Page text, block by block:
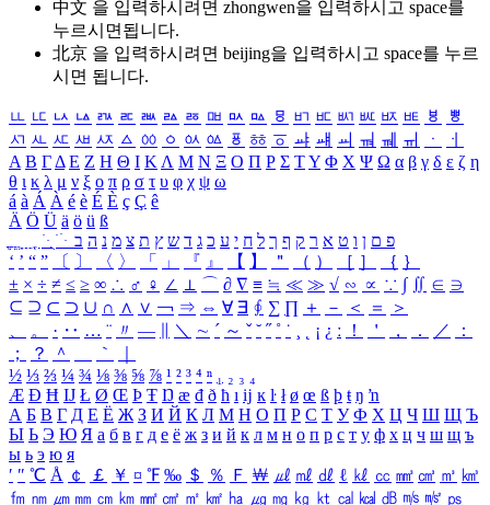
中文 을 입력하시려면 zhongwen을 입력하시고 space를
누르시면됩니다.
北京 을 입력하시려면 beijing을 입력하시고 space를 누르
시면 됩니다.
ㅥ ㅦ ㅧ ㅨ ㅩ ㅪ ㅫ ㅬ ㅭ ㅮ ㅯ ㅰ ㅱ ㅲ ㅳ ㅴ ㅵ ㅶ ㅷ ㅸ
ㅹ
ㅺ ㅻ ㅼ ㅽ ㅾ ㅿ ㆀ ㆁ ㆂ ㆃ ㆄ ㆅ ㆆ ㆇ ㆈ ㆉ ㆊ ㆋ ㆌ ㆍ
ㆎ
Α Β ΓΔ Ε Ζ Η Θ Ι ΚΛ Μ Ν Ξ Ο Π Ρ Σ ΤΥ Φ Χ Ψ Ω α β γ δ ε ζ η
θ ι κ λ μ ν ξ ο π ρ σ τ υ φ χ ψ ω
á à Á À é è É È ç Ç ê
Ä Ö Ü ä ö ü ß
ִֶֹ ֻּ ׁׂ פ ם ן ו ט א ר ק ף ך ל ח י ע כ ג ד ש ץ ת צ מ נ ה ב
‘ ’ “ ” 〔 〕 〈 〉 「 」 『 』 【 】 ＂ （ ） ［ ］ ｛ ｝
± × ÷ ≠ ≤ ≥ ∞ ∴ ♂ ♀ ∠ ⊥ ⌒ ∂ ∇ ≡ ≒ ≪ ≫ √ ∽ ∝ ∵ ∫ ∬ ∈ ∋
⊆ ⊇ ⊂ ⊃ ∪ ∩ ∧ ∨ ￢ ⇒ ⇔ ∀ ∃ ∮ ∑ ∏ ＋ － ＜ ＝
＞
、
。 · ‥ … ¨ 〃 ― ＼ ∼ ´ ～ ˇ ˘ ˝ ˚ ˙ ¸ ¡ ¿ ː ！ ＇ ， ． ／
：
；
？ ＾ ｀
½ ⅓ ⅔ ¼ ¾ ⅛ ⅜ ⅝ ⅞ ¹ ² ³ ⁴ ⁿ ₁ ₂ ₃ ₄
Æ Ð Ħ Ĳ Ł Ø Œ Þ Ŧ Ŋ æ đ ð ħ ı ĳ ĸ ŀ ł ø œ ß þ ŧ ŋ ŉ
А Б В Г Д Е Ё Ж З И Й К Л М Н О П Р С Т У Ф Х Ц Ч Ш Щ Ъ
Ы Ь Э Ю Я а б в г д е ё ж з и й к л м н о п р с т у ф х ц ч ш щ ъ
ы ь э ю я
′ ″ ℃ Å ￠ ￡ ￥ ¤ ℉ ‰ ＄ ％ Ｆ ￦ ㎕ ㎖ ㎗ ℓ ㎘ ㏄ ㎣ ㎤ ㎥ ㎦
㎙ ㎚ ㎛ ㎜ ㎝ ㎞ ㎟ ㎠ ㎡ ㎢ ㏊ ㎍ ㎎ ㎏ ㏏ ㎈ ㎉ ㏈ ㎧ ㎨ ㎰